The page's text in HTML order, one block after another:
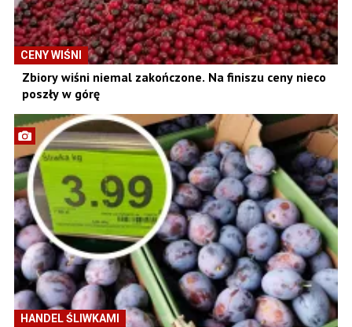
CENY WIŚNI
Zbiory wiśni niemal zakończone. Na finiszu ceny nieco
poszły w górę
HANDEL ŚLIWKAMI